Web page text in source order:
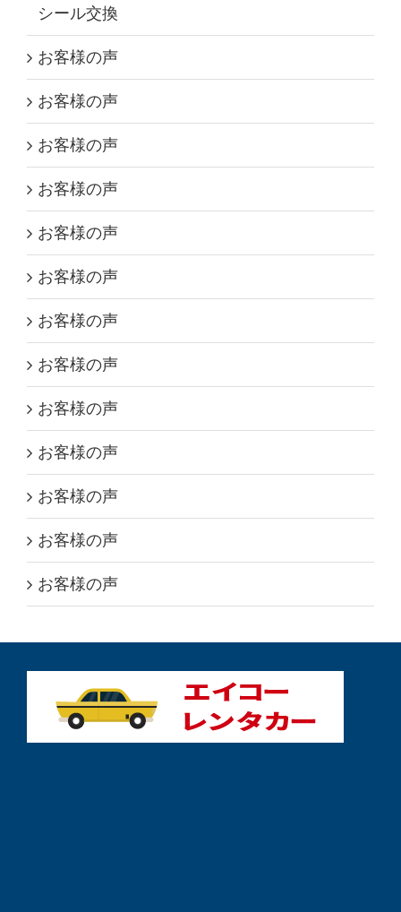
シール交換
お客様の声
お客様の声
お客様の声
お客様の声
お客様の声
お客様の声
お客様の声
お客様の声
お客様の声
お客様の声
お客様の声
お客様の声
お客様の声